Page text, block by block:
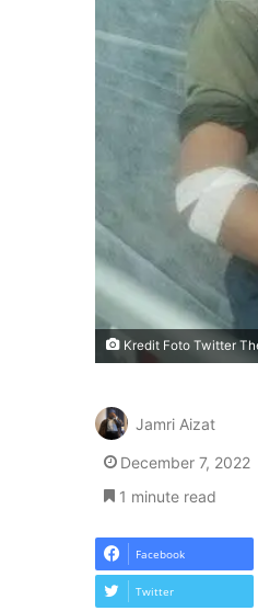
Kredit Foto Twitter
Jamri Aizat
December 7, 2022
1 minute read
Facebook
Twitter